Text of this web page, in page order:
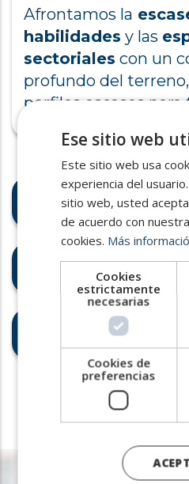
Afrontamos la
habilidades y las
sectoriales con un
profundo del
perfiles escasos para
Accede a talento
mundo
Coordinación
reduciendo riesgos
Propuesta de
empleador (EVP)
Ese sitio web
Este sitio web usa
experiencia del
sitio web, usted
de acuerdo con
cookies. Más
Cookies
estrictamente
necesarias
Cookies de
preferencias